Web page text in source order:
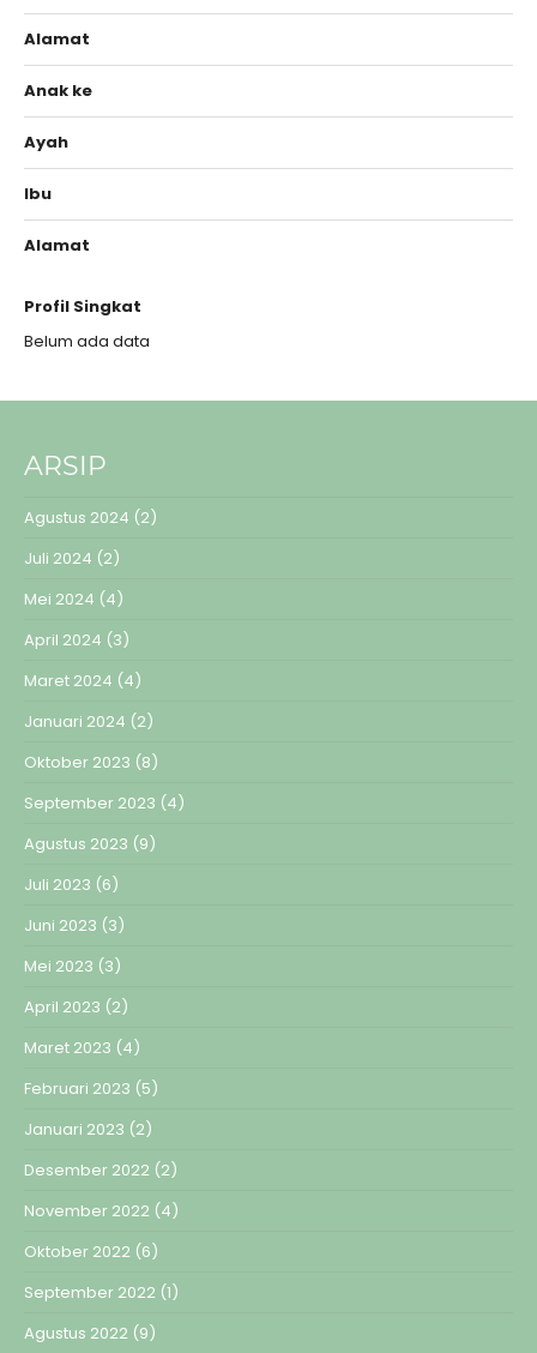
Alamat
Anak ke
Ayah
Ibu
Alamat
Profil Singkat
Belum ada data
ARSIP
Agustus 2024 (2)
Juli 2024 (2)
Mei 2024 (4)
April 2024 (3)
Maret 2024 (4)
Januari 2024 (2)
Oktober 2023 (8)
September 2023 (4)
Agustus 2023 (9)
Juli 2023 (6)
Juni 2023 (3)
Mei 2023 (3)
April 2023 (2)
Maret 2023 (4)
Februari 2023 (5)
Januari 2023 (2)
Desember 2022 (2)
November 2022 (4)
Oktober 2022 (6)
September 2022 (1)
Agustus 2022 (9)